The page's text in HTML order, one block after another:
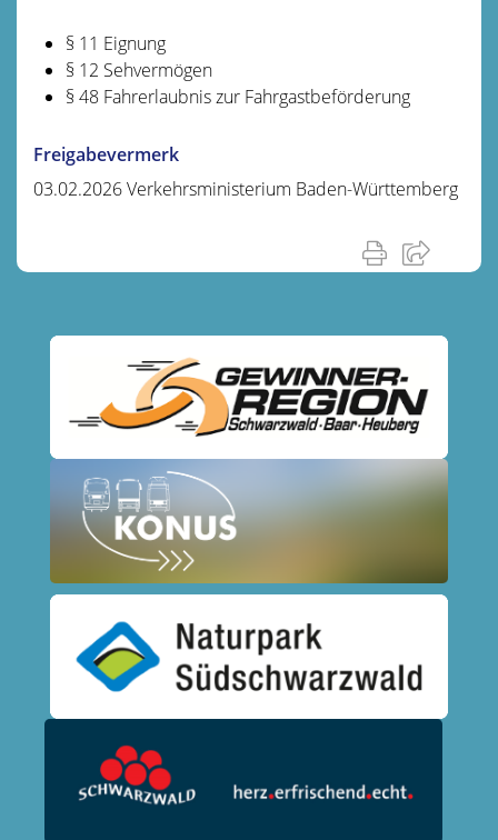
§ 11 Eignung
§ 12 Sehvermögen
§ 48 Fahrerlaubnis zur Fahrgastbeförderung
Freigabevermerk
03.02.2026 Verkehrsministerium Baden-Württemberg